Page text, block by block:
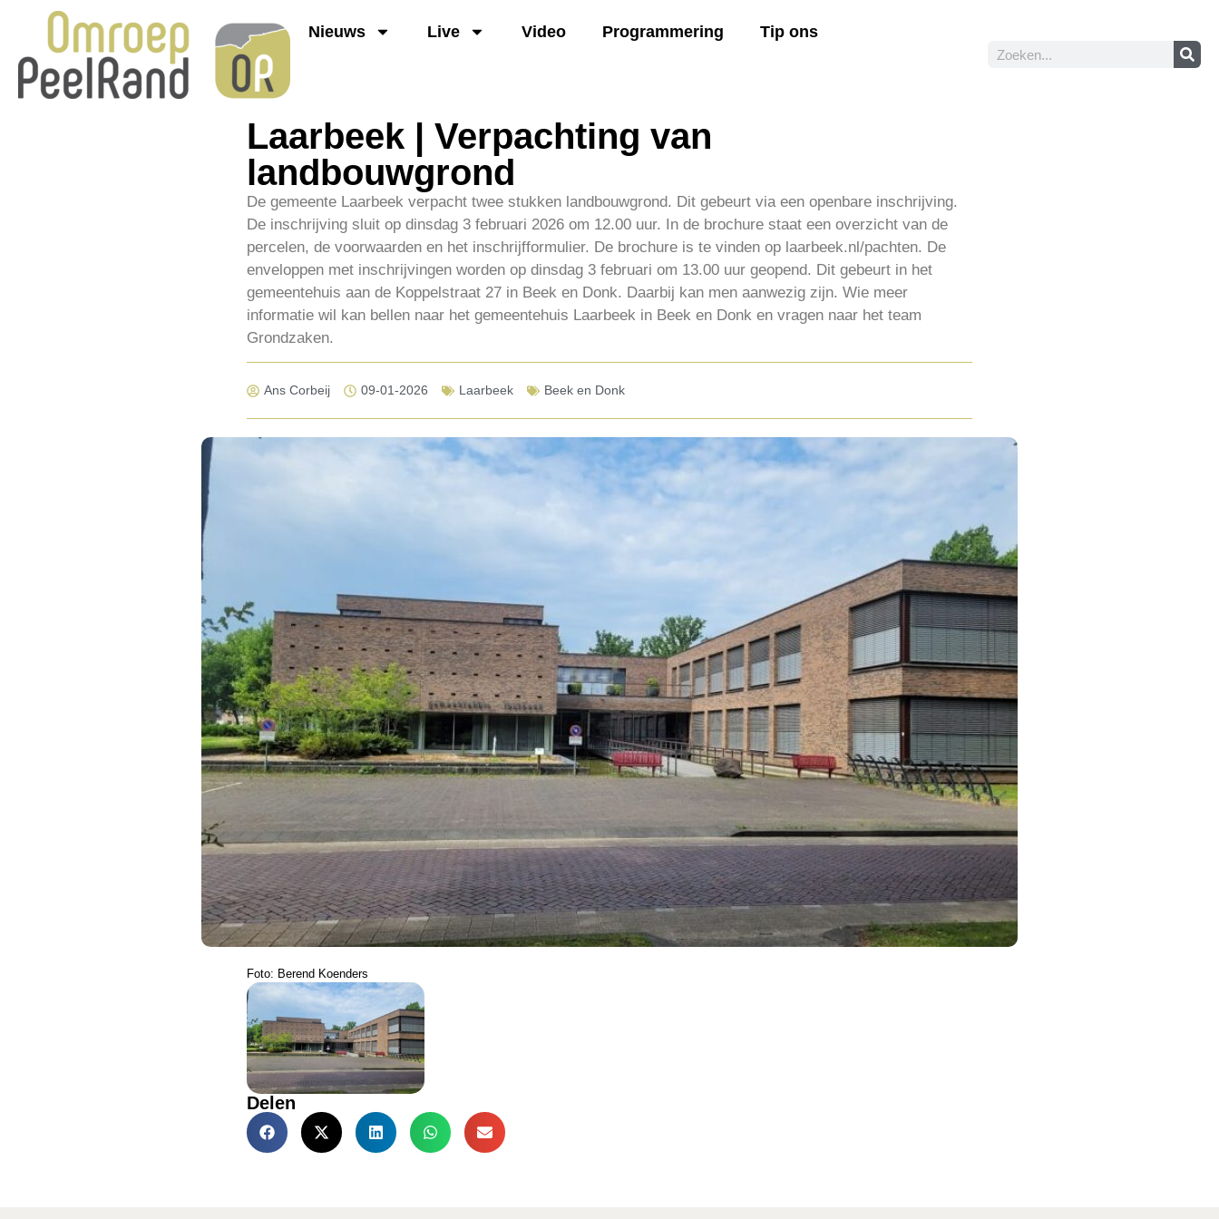
Nieuws Live Video Programmering Tip ons
Laarbeek | Verpachting van
landbouwgrond
De gemeente Laarbeek verpacht twee stukken landbouwgrond. Dit gebeurt via een openbare inschrijving.
De inschrijving sluit op dinsdag 3 februari 2026 om 12.00 uur. In de brochure staat een overzicht van de
percelen, de voorwaarden en het inschrijfformulier. De brochure is te vinden op laarbeek.nl/pachten. De
enveloppen met inschrijvingen worden op dinsdag 3 februari om 13.00 uur geopend. Dit gebeurt in het
gemeentehuis aan de Koppelstraat 27 in Beek en Donk. Daarbij kan men aanwezig zijn. Wie meer
informatie wil kan bellen naar het gemeentehuis Laarbeek in Beek en Donk en vragen naar het team
Grondzaken.
Ans Corbeij 09-01-2026 Laarbeek Beek en Donk
Foto: Berend Koenders
Delen